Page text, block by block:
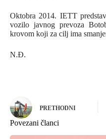
Oktobra 2014. IETT
vozilo javnog prevoza
krovom koji za cilj ima
N.Đ.
PRETHODNI
Povezani članci